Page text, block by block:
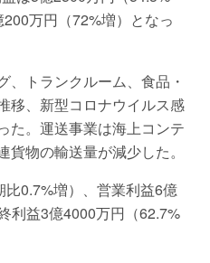
万円（72%増）となっ
、トランクルーム、食品・
移、新型コロナウイルス感
た。運送事業は海上コンテ
物の輸送量が減少した。
0.7%増）、営業利益6億
利益3億4000万円（62.7%